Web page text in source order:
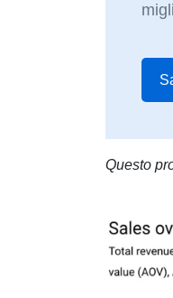
Questo